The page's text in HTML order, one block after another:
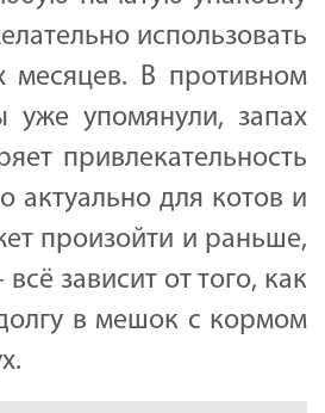
использовать
месяцев. В противном
уже упомянули, запах
привлекательность
актуально для котов и
произойти и раньше,
зависит от того, как
в мешок с кормом